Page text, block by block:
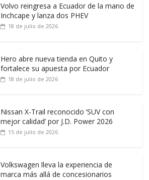
Volvo reingresa a Ecuador de la mano de
Inchcape y lanza dos PHEV
18 de julio de 2026
Hero abre nueva tienda en Quito y
fortalece su apuesta por Ecuador
18 de julio de 2026
Nissan X-Trail reconocido ‘SUV con
mejor calidad’ por J.D. Power 2026
15 de julio de 2026
Volkswagen lleva la experiencia de
marca más allá de concesionarios